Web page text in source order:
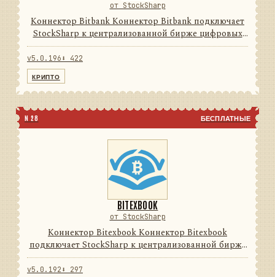
от StockSharp
Коннектор Bitbank Коннектор Bitbank подключает
StockSharp к централизованной бирже цифровых
активов. Он переводит данные и операции
провайдера в единую модель сообщений
StockSharp, поэтому приложения ...
v5.0.196 ⬇ 422
КРИПТО
N 28 БЕСПЛАТНЫЕ
BITEXBOOK
от StockSharp
Коннектор Bitexbook Коннектор Bitexbook
подключает StockSharp к централизованной бирже
цифровых активов. Он переводит данные и
операции провайдера в единую модель сообщений
v5.0.192 ⬇ 297